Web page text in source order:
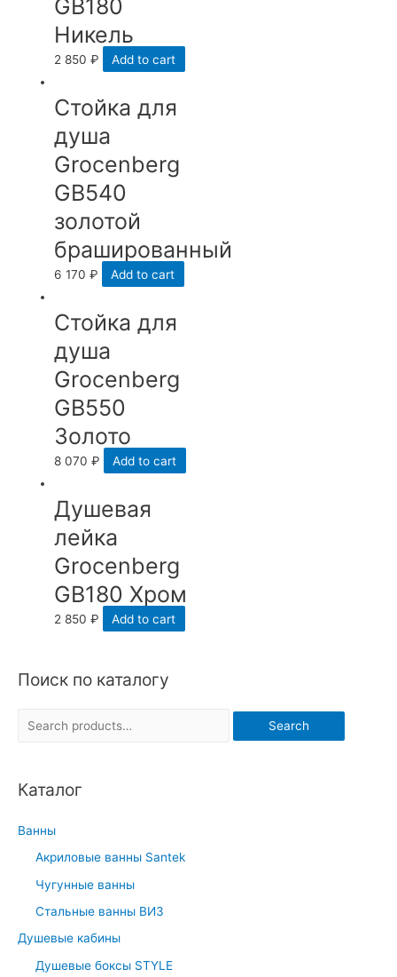
Поиск по каталогу
r
h
:
Search
Каталог
Ванны
Акриловые ванны Santek
Чугунные ванны
Стальные ванны ВИЗ
Душевые кабины
Душевые боксы STYLE
GB180
Никель
2 850₽ Add to cart
Стойка для
душа
Grocenberg
GB540
золотой
брашированный
6 170₽ Add to cart
Стойка для
душа
Grocenberg
GB550
Золото
8 070₽ Add to cart
Душевая
лейка
Grocenberg
GB180 Хром
2 850₽ Add to cart